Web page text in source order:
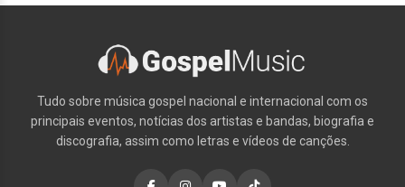
Tudo sobre música gospel nacional e internacional com os
principais eventos, notícias dos artistas e bandas, biografia e
discografia, assim como letras e vídeos de canções.